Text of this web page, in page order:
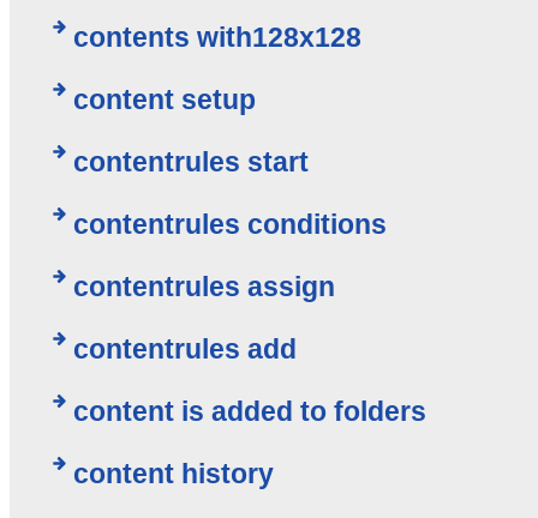
contents with128x128
content setup
contentrules start
contentrules conditions
contentrules assign
contentrules add
content is added to folders
content history